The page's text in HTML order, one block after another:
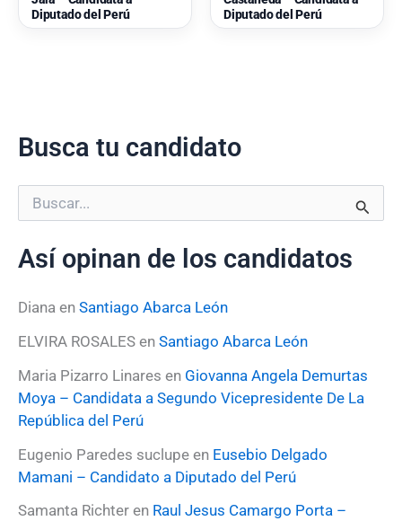
Diputado del Perú
Diputado del Perú
Busca tu candidato
u
c
p
r
Así opinan de los candidatos
Diana en Santiago Abarca León
ELVIRA ROSALES en Santiago Abarca León
Maria Pizarro Linares en Giovanna Angela Demurtas
Moya – Candidata a Segundo Vicepresidente De La
República del Perú
Eugenio Paredes suclupe en Eusebio Delgado
Mamani – Candidato a Diputado del Perú
Samanta Richter en Raul Jesus Camargo Porta –